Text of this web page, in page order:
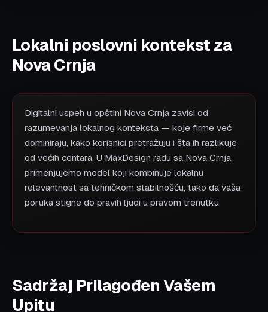
Lokalni poslovni kontekst za
Nova Crnja
Digitalni uspeh u opštini Nova Crnja zavisi od
razumevanja lokalnog konteksta — koje firme već
dominiraju, kako korisnici pretražuju i šta ih razlikuje
od većih centara. U MaxDesign radu sa Nova Crnja
primenjujemo model koji kombinuje lokalnu
relevantnost sa tehničkom stabilnošću, tako da vaša
poruka stigne do pravih ljudi u pravom trenutku.
Sadržaj Prilagođen Vašem
Upitu